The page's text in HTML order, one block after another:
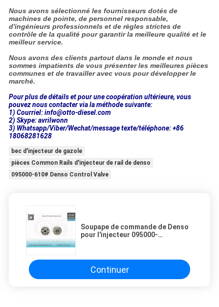
Nous avons sélectionné les fournisseurs dotés de
machines de pointe, de personnel responsable,
d'ingénieurs professionnels et de règles strictes de
contrôle de la qualité pour garantir la meilleure qualité et le
meilleur service.
Nous avons des clients partout dans le monde et nous
sommes impatients de vous présenter les meilleures pièces
communes et de travailler avec vous pour développer le
marché.
Pour plus de détails et pour une coopération ultérieure, vous
pouvez nous contacter via la méthode suivante:
1) Courriel: info@otto-diesel.com
2) Skype: avrilwonn
3) Whatsapp/Viber/Wechat/message texte/téléphone: +86
18068281628
bec d'injecteur de gazole
pièces Common Rails d'injecteur de rail de denso
095000-610# Denso Control Valve
Soupape de commande de Denso
pour l'injecteur 095000-
Continuer